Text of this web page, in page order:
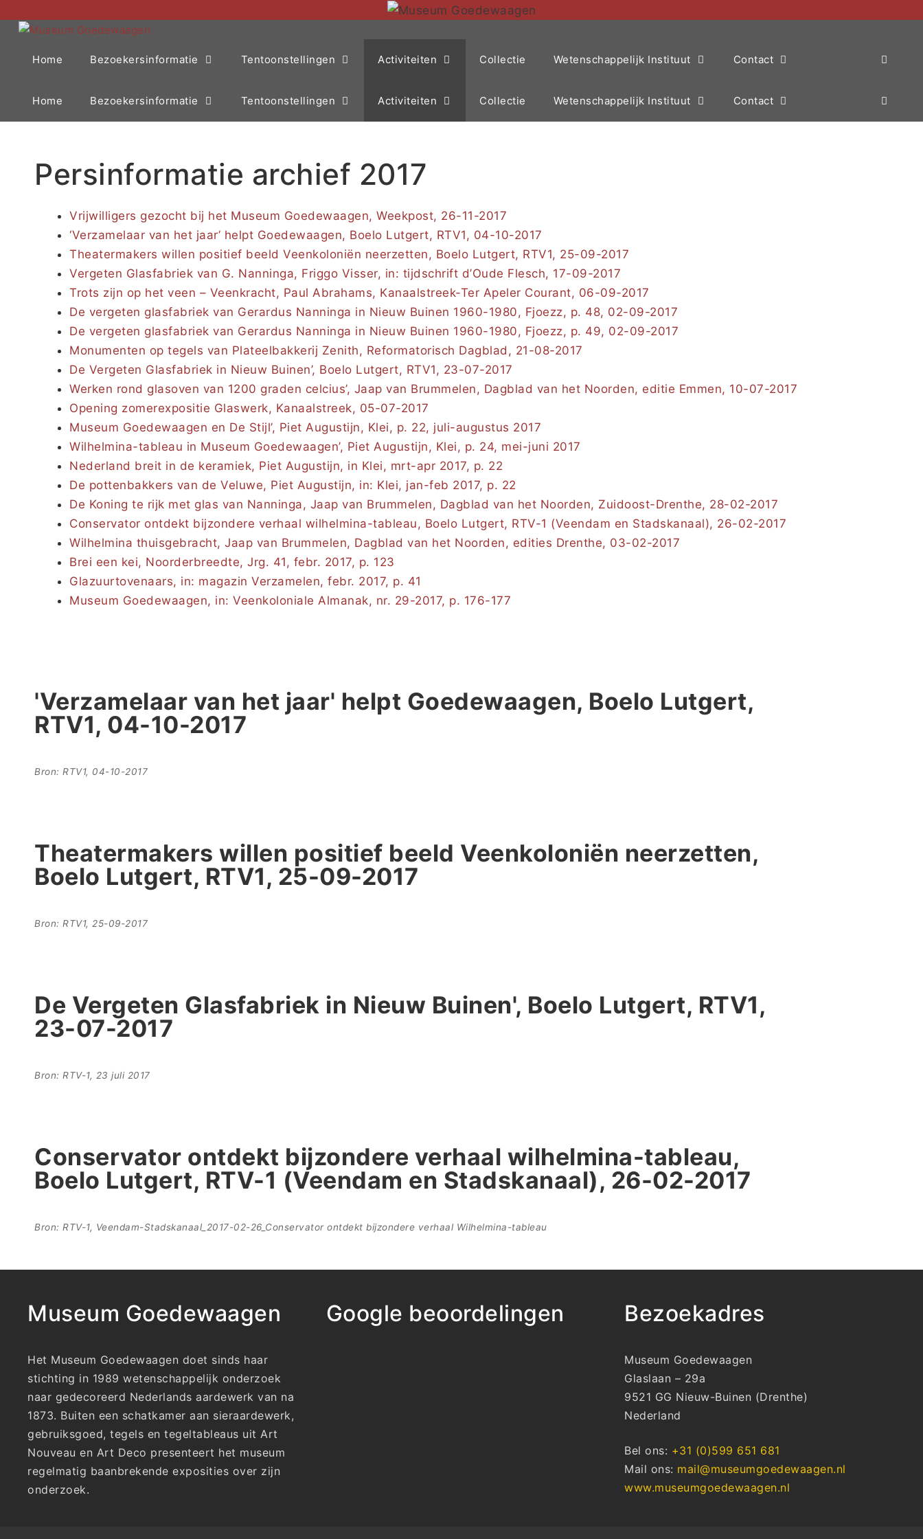
Home Bezoekersinformatie Tentoonstellingen Activiteiten Collectie Wetenschappelijk Instituut Contact
Home Bezoekersinformatie Tentoonstellingen Activiteiten Collectie Wetenschappelijk Instituut Contact
Persinformatie archief 2017
Vrijwilligers gezocht bij het Museum Goedewaagen, Weekpost, 26-11-2017
‘Verzamelaar van het jaar’ helpt Goedewaagen, Boelo Lutgert, RTV1, 04-10-2017
Theatermakers willen positief beeld Veenkoloniën neerzetten, Boelo Lutgert, RTV1, 25-09-2017
Vergeten Glasfabriek van G. Nanninga, Friggo Visser, in: tijdschrift d’Oude Flesch, 17-09-2017
Trots zijn op het veen – Veenkracht, Paul Abrahams, Kanaalstreek-Ter Apeler Courant, 06-09-2017
De vergeten glasfabriek van Gerardus Nanninga in Nieuw Buinen 1960-1980, Fjoezz, p. 48, 02-09-2017
De vergeten glasfabriek van Gerardus Nanninga in Nieuw Buinen 1960-1980, Fjoezz, p. 49, 02-09-2017
Monumenten op tegels van Plateelbakkerij Zenith, Reformatorisch Dagblad, 21-08-2017
De Vergeten Glasfabriek in Nieuw Buinen’, Boelo Lutgert, RTV1, 23-07-2017
Werken rond glasoven van 1200 graden celcius’, Jaap van Brummelen, Dagblad van het Noorden, editie Emmen, 10-07-2017
Opening zomerexpositie Glaswerk, Kanaalstreek, 05-07-2017
Museum Goedewaagen en De Stijl’, Piet Augustijn, Klei, p. 22, juli-augustus 2017
Wilhelmina-tableau in Museum Goedewaagen’, Piet Augustijn, Klei, p. 24, mei-juni 2017
Nederland breit in de keramiek, Piet Augustijn, in Klei, mrt-apr 2017, p. 22
De pottenbakkers van de Veluwe, Piet Augustijn, in: Klei, jan-feb 2017, p. 22
De Koning te rijk met glas van Nanninga, Jaap van Brummelen, Dagblad van het Noorden, Zuidoost-Drenthe, 28-02-2017
Conservator ontdekt bijzondere verhaal wilhelmina-tableau, Boelo Lutgert, RTV-1 (Veendam en Stadskanaal), 26-02-2017
Wilhelmina thuisgebracht, Jaap van Brummelen, Dagblad van het Noorden, edities Drenthe, 03-02-2017
Brei een kei, Noorderbreedte, Jrg. 41, febr. 2017, p. 123
Glazuurtovenaars, in: magazin Verzamelen, febr. 2017, p. 41
Museum Goedewaagen, in: Veenkoloniale Almanak, nr. 29-2017, p. 176-177
'Verzamelaar van het jaar' helpt Goedewaagen, Boelo Lutgert,
RTV1, 04-10-2017
Bron: RTV1, 04-10-2017
Theatermakers willen positief beeld Veenkoloniën neerzetten,
Boelo Lutgert, RTV1, 25-09-2017
Bron: RTV1, 25-09-2017
De Vergeten Glasfabriek in Nieuw Buinen', Boelo Lutgert, RTV1,
23-07-2017
Bron: RTV-1, 23 juli 2017
Conservator ontdekt bijzondere verhaal wilhelmina-tableau,
Boelo Lutgert, RTV-1 (Veendam en Stadskanaal), 26-02-2017
Bron: RTV-1, Veendam-Stadskanaal_2017-02-26_Conservator ontdekt bijzondere verhaal Wilhelmina-tableau
Museum Goedewaagen
Het Museum Goedewaagen doet sinds haar
stichting in 1989 wetenschappelijk onderzoek
naar gedecoreerd Nederlands aardewerk van na
1873. Buiten een schatkamer aan sieraardewerk,
gebruiksgoed, tegels en tegeltableaus uit Art
Nouveau en Art Deco presenteert het museum
regelmatig baanbrekende exposities over zijn
onderzoek.
Google beoordelingen Bezoekadres
Museum Goedewaagen
Glaslaan – 29a
9521 GG Nieuw-Buinen (Drenthe)
Nederland
Bel ons: +31 (0)599 651 681
Mail ons: mail@museumgoedewaagen.nl
www.museumgoedewaagen.nl